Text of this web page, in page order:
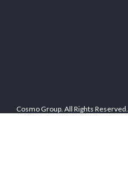
Cosmo Group. All Rights Reserved.